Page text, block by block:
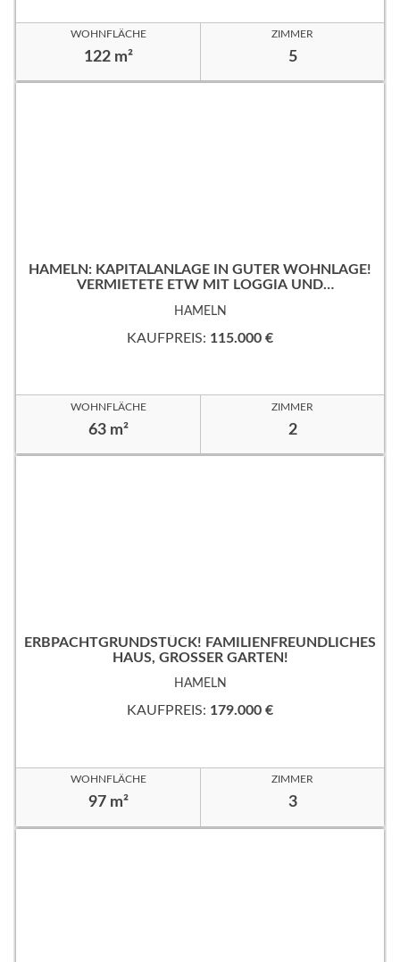
WOHNFLÄCHE
122 m²
ZIMMER
5
HAMELN: KAPITALANLAGE IN GUTER WOHNLAGE!
VERMIETETE ETW MIT LOGGIA UND
HAMELN
KAUFPREIS: 115.000 €
WOHNFLÄCHE
63 m²
ZIMMER
2
ERBPACHTGRUNDSTÜCK! FAMILIENFREUNDLICHES
HAUS, GROSSER GARTEN!
HAMELN
KAUFPREIS: 179.000 €
WOHNFLÄCHE
97 m²
ZIMMER
3